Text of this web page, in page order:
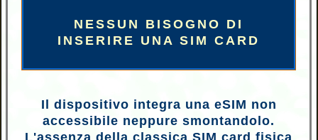
NESSUN BISOGNO DI
INSERIRE UNA SIM CARD
Il dispositivo integra una eSIM non
accessibile neppure smontandolo.
L'assenza della classica SIM card fisica